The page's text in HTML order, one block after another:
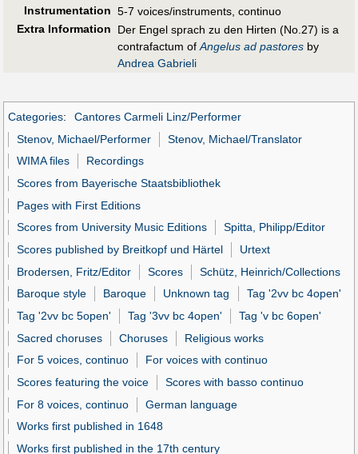
Instrumentation 5-7 voices/instruments, continuo
Extra Information
Der Engel sprach zu den Hirten (No.27) is a
contrafactum ofAngelus ad pastores by
Andrea Gabrieli
Categories:
Cantores Carmeli Linz/Performer
Stenov, Michael/Performer
Stenov, Michael/Translator
WIMA files
Recordings
Scores from Bayerische Staatsbibliothek
Pages with First Editions
Scores from University Music Editions
Spitta, Philipp/Editor
Scores published by Breitkopf und Härtel
Urtext
Brodersen, Fritz/Editor
Scores
Schütz, Heinrich/Collections
Baroque style
Baroque Unknown tag
Tag '2vv bc 4open'
Tag '2vv bc 5open'
Tag '3vv bc 4open'
Tag 'v bc 6open'
Sacred choruses
Choruses
Religious works
For 5 voices, continuo
For voices with continuo
Scores featuring the voice
Scores with basso continuo
For 8 voices, continuo
German language
Works first published in 1648
Works first published in the 17th century